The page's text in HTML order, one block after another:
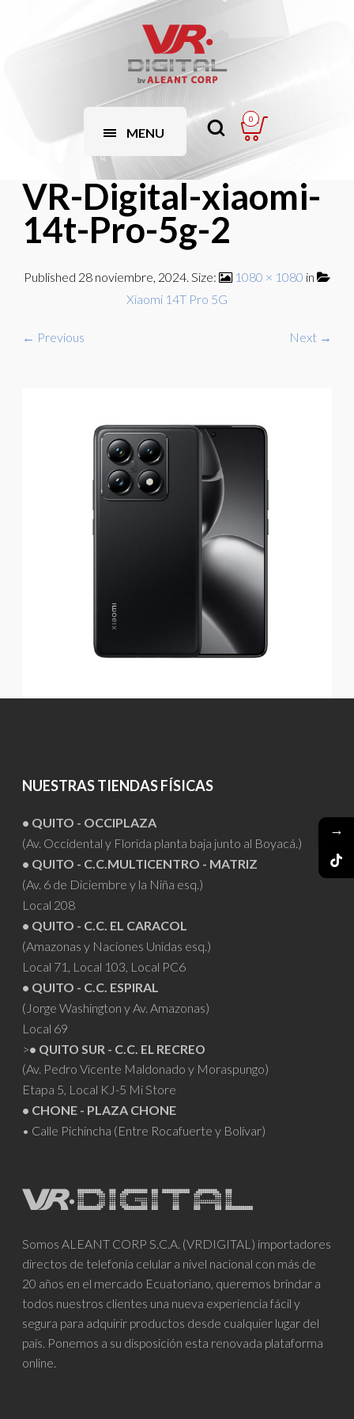
MENU
0
VR-Digital-xiaomi-
14t-Pro-5g-2
Published 28 noviembre, 2024. Size: 1080 × 1080 in
Xiaomi 14T Pro 5G
← Previous Next →
NUESTRAS TIENDAS FÍSICAS
• QUITO - OCCIPLAZA
(Av. Occidental y Florida planta baja junto al Boyacá.)
• QUITO - C.C.MULTICENTRO - MATRIZ
(Av. 6 de Diciembre y la Niña esq.)
Local 208
• QUITO - C.C. EL CARACOL
(Amazonas y Naciones Unidas esq.)
Local 71, Local 103, Local PC6
• QUITO - C.C. ESPIRAL
(Jorge Washington y Av. Amazonas)
Local 69
>• QUITO SUR - C.C. EL RECREO
(Av. Pedro Vicente Maldonado y Moraspungo)
Etapa 5, Local KJ-5 Mi Store
• CHONE - PLAZA CHONE
• Calle Pichincha (Entre Rocafuerte y Bolívar)
Somos ALEANT CORP S.C.A. (VRDIGITAL) importadores
directos de telefonía celular a nivel nacional con más de
20 años en el mercado Ecuatoriano, queremos brindar a
todos nuestros clientes una nueva experiencia fácil y
segura para adquirir productos desde cualquier lugar del
país. Ponemos a su disposición esta renovada plataforma
online.
→